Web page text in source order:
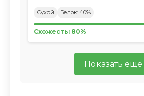
Сухой Белок: 40%
Схожесть: 80%
Показать еще